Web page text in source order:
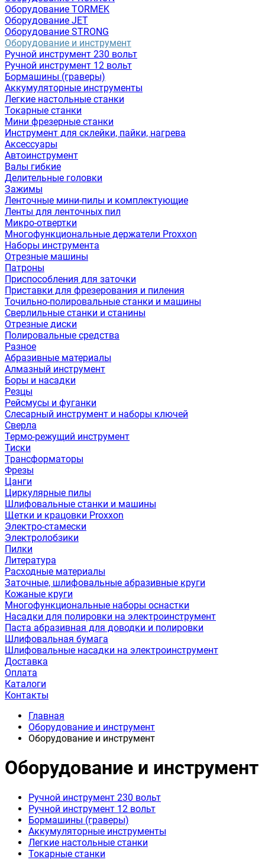
Оборудование TORMEK
Оборудование JET
Оборудование STRONG
Оборудование и инструмент
Ручной инструмент 230 вольт
Ручной инструмент 12 вольт
Бормашины (граверы)
Аккумуляторные инструменты
Легкие настольные станки
Токарные станки
Мини фрезерные станки
Инструмент для склейки, пайки, нагрева
Аксессуары
Автоинструмент
Валы гибкие
Делительные головки
Зажимы
Ленточные мини-пилы и комплектующие
Ленты для ленточных пил
Микро-отвертки
Многофункциональные держатели Proxxon
Наборы инструмента
Отрезные машины
Патроны
Приспособления для заточки
Приставки для фрезерования и пиления
Точильно-полировальные станки и машины
Сверлильные станки и станины
Отрезные диски
Полировальные средства
Разное
Абразивные материалы
Алмазный инструмент
Боры и насадки
Резцы
Рейсмусы и фуганки
Слесарный инструмент и наборы ключей
Сверла
Термо-режущий инструмент
Тиски
Трансформаторы
Фрезы
Цанги
Циркулярные пилы
Шлифовальные станки и машины
Щетки и крацовки Proxxon
Электро-стамески
Электролобзики
Пилки
Литература
Расходные материалы
Заточные, шлифовальные абразивные круги
Кожаные круги
Многофункциональные наборы оснастки
Насадки для полировки на электроинструмент
Паста абразивная для доводки и полировки
Шлифовальная бумага
Шлифовальные насадки на электроинструмент
Доставка
Оплата
Каталоги
Контакты
Главная
Оборудование и инструмент
Оборудование и инструмент
Оборудование и инструмент
Ручной инструмент 230 вольт
Ручной инструмент 12 вольт
Бормашины (граверы)
Аккумуляторные инструменты
Легкие настольные станки
Токарные станки